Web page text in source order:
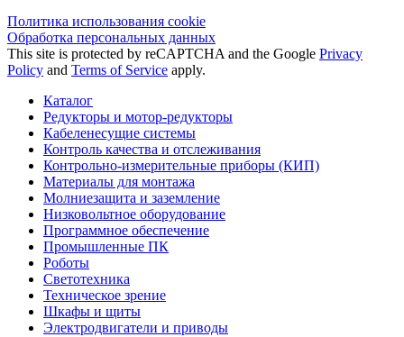
Политика использования сookie
Обработка персональных данных
This site is protected by reCAPTCHA and the Google Privacy
Policy and Terms of Service apply.
Каталог
Редукторы и мотор-редукторы
Кабеленесущие системы
Контроль качества и отслеживания
Контрольно-измерительные приборы (КИП)
Материалы для монтажа
Молниезащита и заземление
Низковольтное оборудование
Программное обеспечение
Промышленные ПК
Роботы
Светотехника
Техническое зрение
Шкафы и щиты
Электродвигатели и приводы